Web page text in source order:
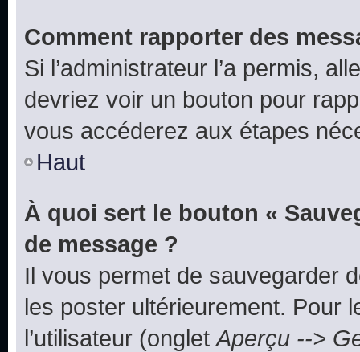
Comment rapporter des
Si l’administrateur l’a permis,
devriez voir un bouton pour
vous accéderez aux étapes
Haut
À quoi sert le bouton «
de message ?
Il vous permet de sauvegarder
les poster ultérieurement. Pour
l’utilisateur (ongletAperçu -->